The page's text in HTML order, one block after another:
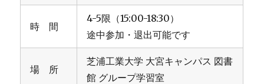
時 間
4-5限（15:00-18:30）
途中参加・退出可能です
場 所
芝浦工業大学 大宮キャンパス 図書
館 グループ学習室